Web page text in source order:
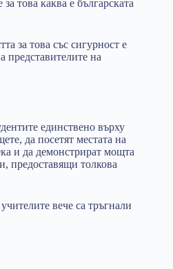
това каква е българската
за това със сигурност е
представителите на
единствено върху
да посетят местата на
и да демонстрират мощта
предоставящи толкова
вече са тръгнали